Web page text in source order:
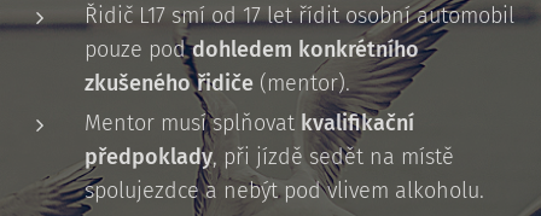
Řidič L17 smí od 17 let řídit osobní automobil
pouze poddohledem konkrétního
zkušeného řidiče (mentor).
Mentor musí splňovat kvalifikační
předpoklady, při jízdě sedět na místě
spolujezdce a nebýt pod vlivem alkoholu.